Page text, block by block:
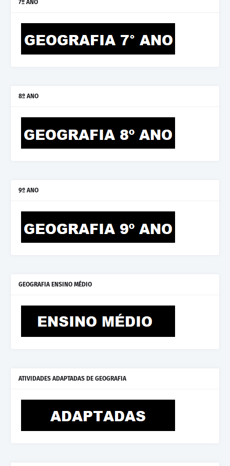
7º ANO
8º ANO
9º ANO
GEOGRAFIA ENSINO MÉDIO
ATIVIDADES ADAPTADAS DE GEOGRAFIA